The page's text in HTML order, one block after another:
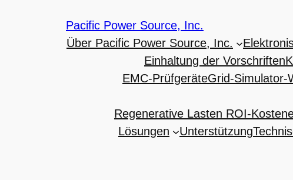
Pacific Power Source, Inc.
Über Pacific Power Source, Inc.
Einhaltung der Vorschriften
EMC-PrüfgeräteGrid-Simulator-
Regenerative Lasten ROI-
Lösungen
Unterstützung